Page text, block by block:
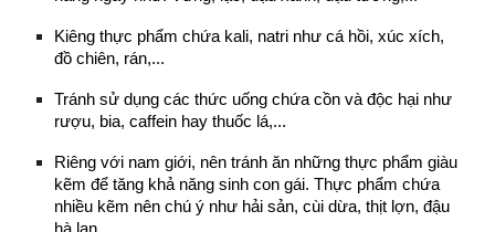
Kiêng thực phẩm chứa kali, natri như cá hồi, xúc xích,
đồ chiên, rán,...
Tránh sử dụng các thức uống chứa cồn và độc hại như
rượu, bia, caffein hay thuốc lá,...
Riêng với nam giới, nên tránh ăn những thực phẩm giàu
kẽm để tăng khả năng sinh con gái. Thực phẩm chứa
nhiều kẽm nên chú ý như hải sản, cùi dừa, thịt lợn, đậu